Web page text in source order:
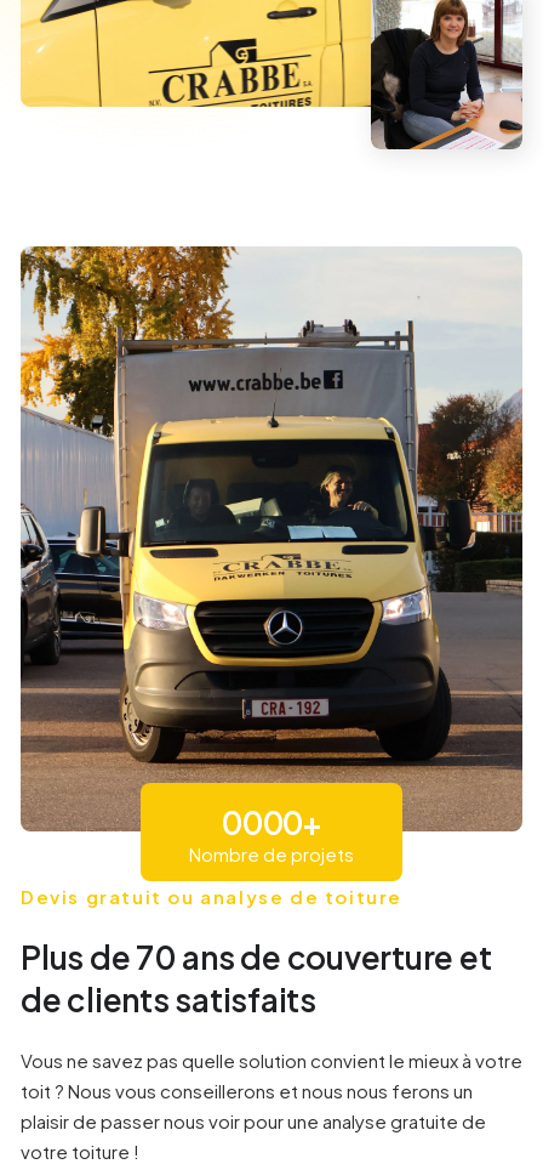
0
1
9
1
0
1
2
3
4
0
1
2
3
4
0
1
2
3
4
+
Nombre de projets
Devis gratuit ou analyse de toiture
Plus de 70 ans de couverture et
de clients satisfaits
Vous ne savez pas quelle solution convient le mieux à votre
toit ? Nous vous conseillerons et nous nous ferons un
plaisir de passer nous voir pour une analyse gratuite de
votre toiture !